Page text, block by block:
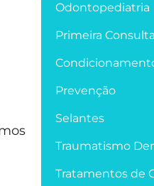
Odontopediatria
Primeira
Prevenção
Selantes
Traumatismo
Tratamentos de